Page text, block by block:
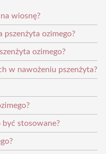
wiosnę?
pszenżyta ozimego?
ozimego?
w nawożeniu pszenżyta?
stosowane?